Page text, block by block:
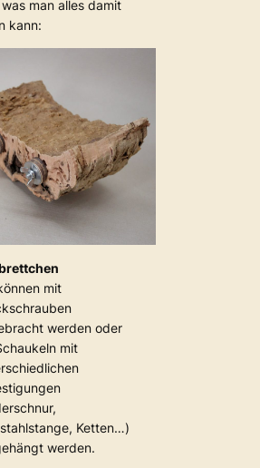
man alles damit
kann:
mit
werden oder
mit
Ketten…)
werden.